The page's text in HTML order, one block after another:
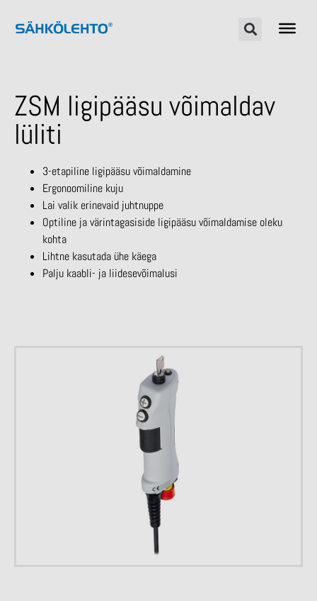
ZSM ligipääsu võimaldav
lüliti
3-etapiline ligipääsu võimaldamine
Ergonoomiline kuju
Lai valik erinevaid juhtnuppe
Optiline ja värintagasiside ligipääsu võimaldamise oleku
kohta
Lihtne kasutada ühe käega
Palju kaabli- ja liidesevõimalusi